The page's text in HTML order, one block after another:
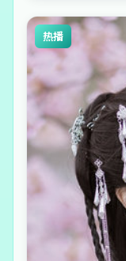
热播